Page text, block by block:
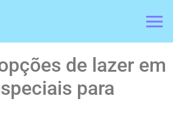
de lazer em
para